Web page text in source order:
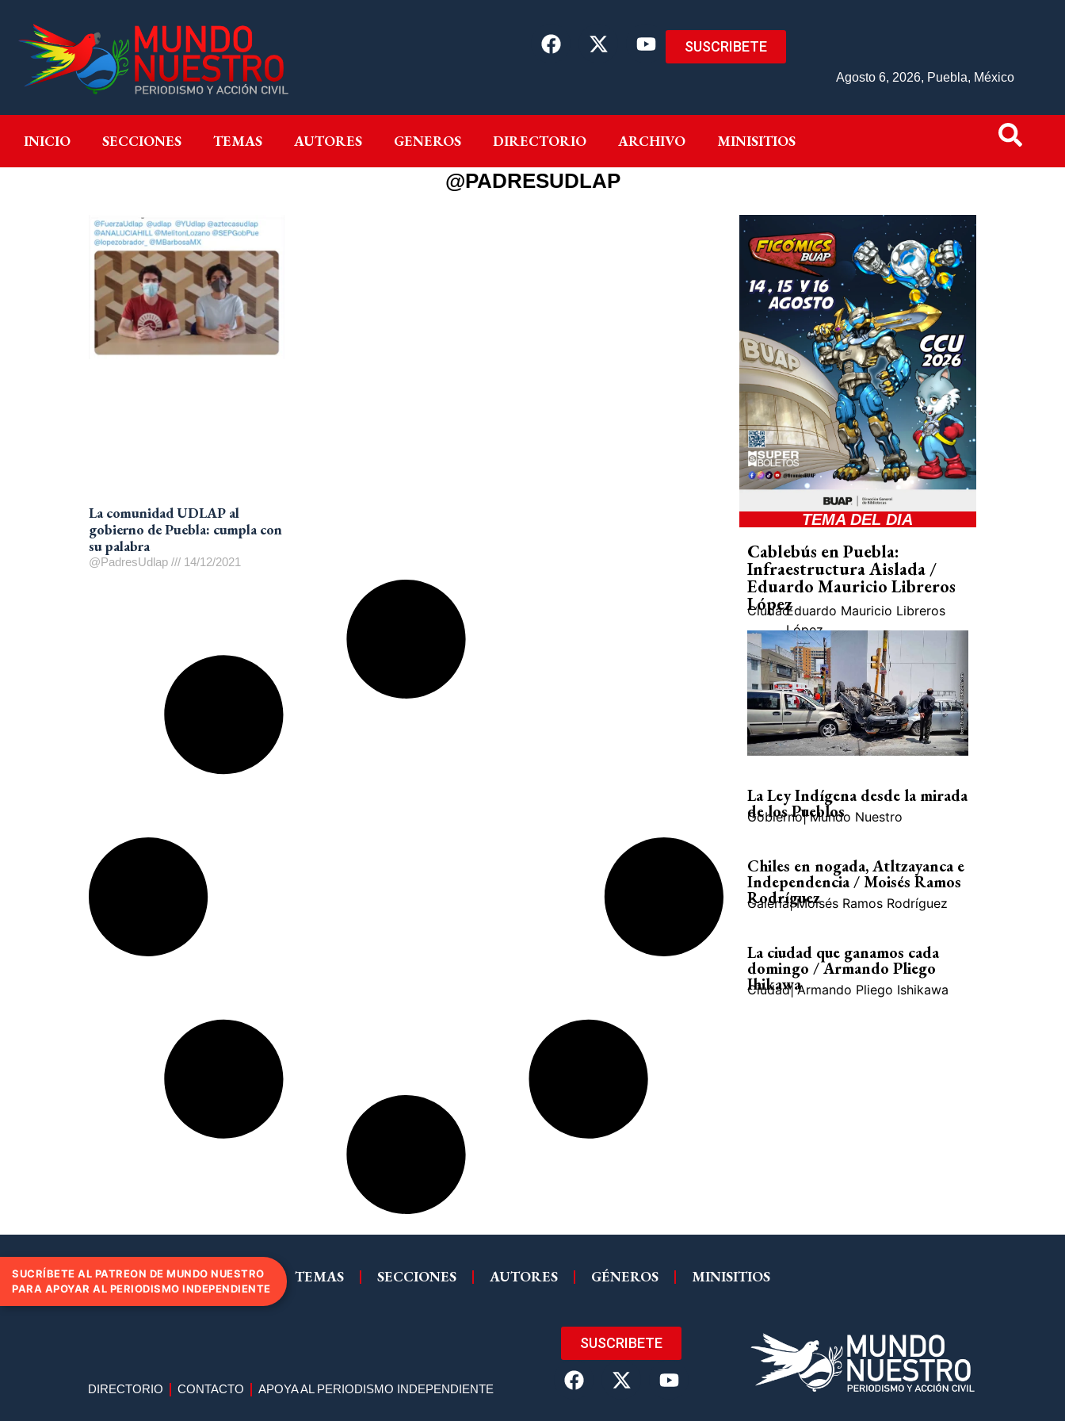
SUSCRIBETE
Agosto 6, 2026, Puebla, México
INICIO SECCIONES TEMAS AUTORES GENEROS DIRECTORIO ARCHIVO MINISITIOS
INICIO SECCIONES GENEROS DIRECTORIO ARCHIVO MINISITIOS
@PADRESUDLAP
La comunidad UDLAP al
gobierno de Puebla: cumpla con
su palabra
@PadresUdlap 14/12/2021
TEMA DEL DIA
Cablebús en Puebla:
Infraestructura Aislada /
Eduardo Mauricio Libreros
López
CiudadEduardo Mauricio Libreros
López
La Ley Indígena desde la mirada
de los Pueblos
Gobierno| Mundo Nuestro
Chiles en nogada, Atltzayanca e
Independencia / Moisés Ramos
Rodríguez
Galería| Moisés Ramos Rodríguez
La ciudad que ganamos cada
domingo / Armando Pliego
Ihikawa
Ciudad| Armando Pliego Ishikawa
TEMAS SECCIONES AUTORES GÉNEROS MINISITIOS
DIRECTORIO CONTACTO APOYA AL PERIODISMO INDEPENDIENTE
SUSCRIBETE
SUCRÍBETE AL PATREON DE MUNDO NUESTRO
PARA APOYAR AL PERIODISMO INDEPENDIENTE